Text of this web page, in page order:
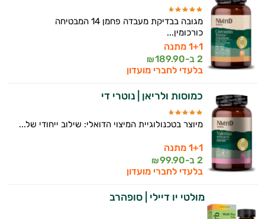
מגובה בבדיקת מעבדה פחמן 14 המבטיחה
כורכומין...
1+1 מתנה
2 ב-
189.90
₪
בלעדי לחברי מועדון
כמוסות ולריאן | נוטרי די
מיוצר בטכנולוגיית המיצוי הדואלי: שילוב ייחודי של...
1+1 מתנה
2 ב-
99.90
₪
בלעדי לחברי מועדון
מולטי יו דיילי | סופהרב
המטרה שלי היא להתאים עבורך המלצות
אישיות מבוססות מדעית.
זה הזמן להתחיל. איך אוכל לעזור?